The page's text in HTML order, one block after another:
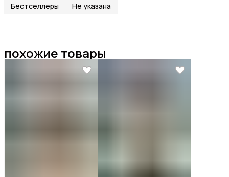
Бестселлеры Не указана
похожие товары